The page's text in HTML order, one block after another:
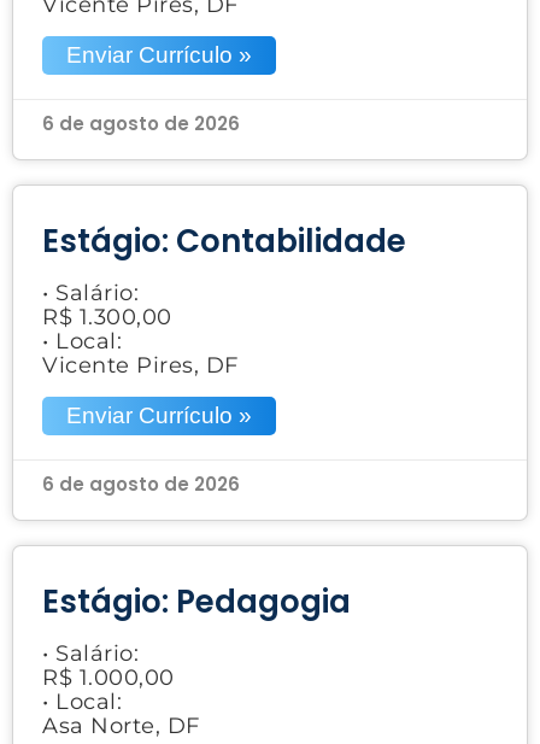
Enviar Currículo »
6 de agosto de 2026
Estágio: Contabilidade
• Salário:
R$ 1.300,00
• Local:
Vicente Pires, DF
Enviar Currículo »
6 de agosto de 2026
Estágio: Pedagogia
• Salário:
R$ 1.000,00
• Local:
Asa Norte, DF